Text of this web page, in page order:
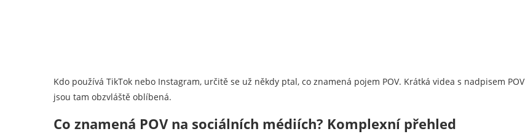
Kdo používá TikTok nebo Instagram, určitě se už někdy ptal, co znamená pojem POV. Krátká videa s nadpisem POV
jsou tam obzvláště oblíbená.
Co znamená POV na sociálních médiích? Komplexní přehled